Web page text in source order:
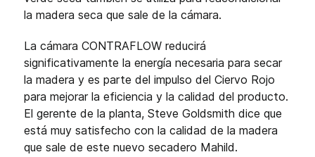
la madera seca que sale de la cámara.
La cámara CONTRAFLOW reducirá
significativamente la energía necesaria para secar
la madera y es parte del impulso del Ciervo Rojo
para mejorar la eficiencia y la calidad del producto.
El gerente de la planta, Steve Goldsmith dice que
está muy satisfecho con la calidad de la madera
que sale de este nuevo secadero Mahild.